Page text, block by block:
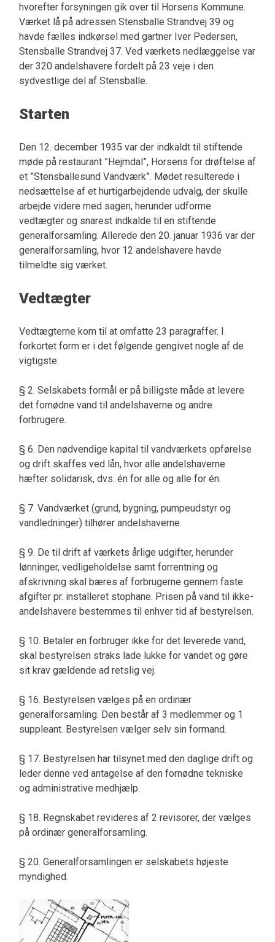
hvorefter forsyningen gik over til Horsens Kommune.
Værket lå på adressen Stensballe Strandvej 39 og
havde fælles indkørsel med gartner Iver Pedersen,
Stensballe Strandvej 37. Ved værkets nedlæggelse var
der 320 andelshavere fordelt på 23 veje i den
sydvestlige del af Stensballe.
Starten
Den 12. december 1935 var der indkaldt til stiftende
møde på restaurant ”Hejmdal”, Horsens for drøftelse af
et ”Stensballesund Vandværk”. Mødet resulterede i
nedsættelse af et hurtigarbejdende udvalg, der skulle
arbejde videre med sagen, herunder udforme
vedtægter og snarest indkalde til en stiftende
generalforsamling. Allerede den 20. januar 1936 var der
generalforsamling, hvor 12 andelshavere havde
tilmeldte sig værket.
Vedtægter
Vedtægterne kom til at omfatte 23 paragraffer. I
forkortet form er i det følgende gengivet nogle af de
vigtigste.
§ 2. Selskabets formål er på billigste måde at levere
det fornødne vand til andelshaverne og andre
forbrugere.
§ 6. Den nødvendige kapital til vandværkets opførelse
og drift skaffes ved lån, hvor alle andelshaverne
hæfter solidarisk, dvs. én for alle og alle for én.
§ 7. Vandværket (grund, bygning, pumpeudstyr og
vandledninger) tilhører andelshaverne.
§ 9. De til drift af værkets årlige udgifter, herunder
lønninger, vedligeholdelse samt forrentning og
afskrivning skal bæres af forbrugerne gennem faste
afgifter pr. installeret stophane. Prisen på vand til ikke-
andelshavere bestemmes til enhver tid af bestyrelsen.
§ 10. Betaler en forbruger ikke for det leverede vand,
skal bestyrelsen straks lade lukke for vandet og gøre
sit krav gældende ad retslig vej.
§ 16. Bestyrelsen vælges på en ordinær
generalforsamling. Den består af 3 medlemmer og 1
suppleant. Bestyrelsen vælger selv sin formand.
§ 17. Bestyrelsen har tilsynet med den daglige drift og
leder denne ved antagelse af den fornødne tekniske
og administrative medhjælp.
§ 18. Regnskabet revideres af 2 revisorer, der vælges
på ordinær generalforsamling.
§ 20. Generalforsamlingen er selskabets højeste
myndighed.